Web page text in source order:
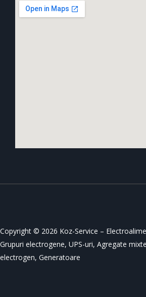
Copyright © 2026 Koz-Service –
Grupuri electrogene, UPS-uri, Agregate
electrogen, Generatoare